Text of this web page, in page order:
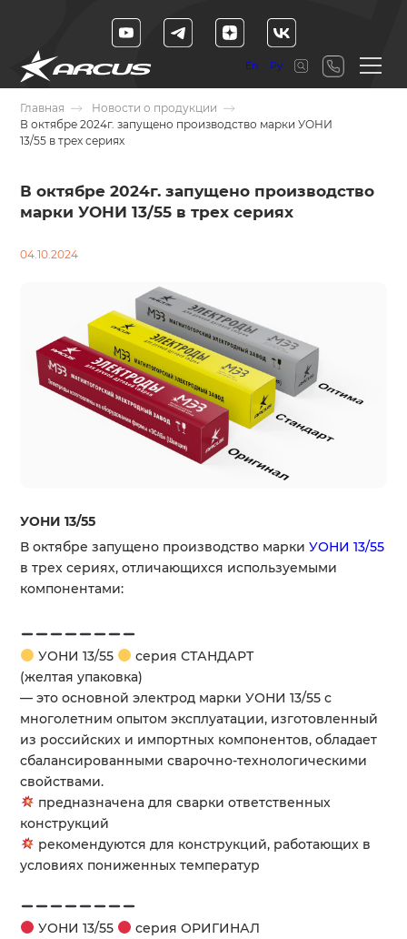
En Ру
Главная
Новости о продукции
В октябре 2024г. запущено производство марки УОНИ
13/55 в трех сериях
В октябре 2024г. запущено производство
марки УОНИ 13/55 в трех сериях
04.10.2024
УОНИ 13/55
В октябре запущено производство маркиУОНИ 13/55
в трех сериях, отличающихся используемыми
компонентами:
УОНИ 13/55
серия СТАНДАРТ
(желтая упаковка)
— это основной электрод марки УОНИ 13/55 с
многолетним опытом эксплуатации, изготовленный
из российских и импортных компонентов, обладает
сбалансированными сварочно-технологическими
свойствами.
предназначена для сварки ответственных
конструкций
рекомендуются для конструкций, работающих в
условиях пониженных температур
УОНИ 13/55
серия ОРИГИНАЛ